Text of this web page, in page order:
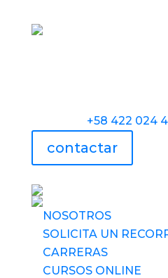
+58 422 024
contactar
NOSOTROS
SOLICITA UN
CARRERAS
CURSOS ONLINE